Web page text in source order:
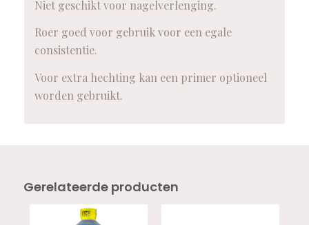
Niet geschikt voor nagelverlenging.
Roer goed voor gebruik voor een egale
consistentie.
Voor extra hechting kan een primer optioneel
worden gebruikt.
Gerelateerde producten